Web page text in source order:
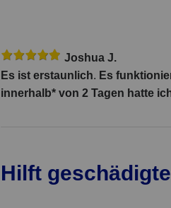
Joshua J.
Es ist erstaunlich. Es
innerhalb* von 2 Tagen hatte
Hilft